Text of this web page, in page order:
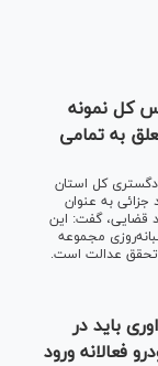
کل نمونه
به تمامی
کل استان
جزائی به عنوان
قضایی، گفت: این
مجموعه
تحقق عدالت است.
باید در
فعالانه ورود